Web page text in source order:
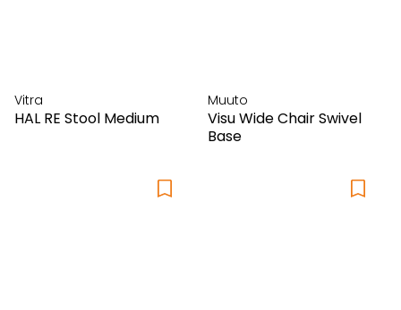
Vitra
HAL RE Stool Medium
Muuto
Visu Wide Chair Swivel
Base